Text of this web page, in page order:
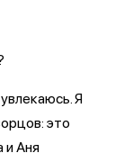
Я
это
и Аня